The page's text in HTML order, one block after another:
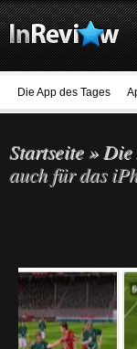
Die App des Tages
Startseite»Die
auch für das